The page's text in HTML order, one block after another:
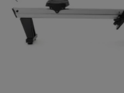
Precedente